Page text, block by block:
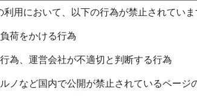
用において、以下の行為が禁止されていま
荷をかける行為
為、運営会社が不適切と判断する行為
ノなど国内で公開が禁止されているページ